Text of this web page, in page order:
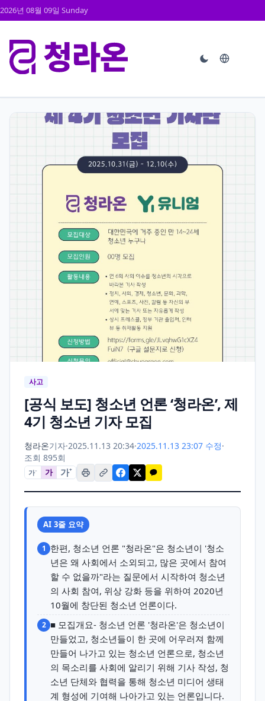
2026년 08월 09일 Sunday
사고
[공식 보도] 청소년 언론 ‘청라온’, 제
4기 청소년 기자 모집
청라온기자·2025.11.13 20:34·2025.11.13 23:07 수정·
조회 895회
가− 가 가+
AI 3줄 요약
1 한편, 청소년 언론 "청라온"은 청소년이 '청소
년은 왜 사회에서 소외되고, 많은 곳에서 참여
할 수 없을까"라는 질문에서 시작하여 청소년
의 사회 참여, 위상 강화 등을 위하여 2020년
10월에 창단된 청소년 언론이다.
2 ■ 모집개요- 청소년 언론 '청라온'은 청소년이
만들었고, 청소년들이 한 곳에 어우러져 함께
만들어 나가고 있는 청소년 언론으로, 청소년
의 목소리를 사회에 알리기 위해 기사 작성, 청
소년 단체와 협력을 통해 청소년 미디어 생태
계 형성에 기여해 나아가고 있는 언론입니다.